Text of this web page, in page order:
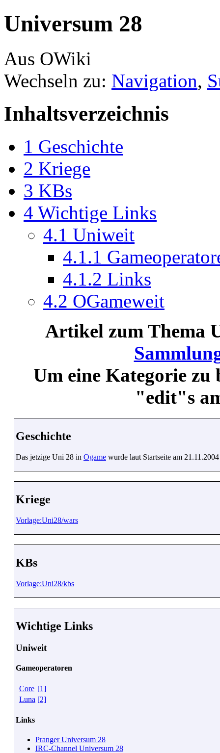
Universum 28
Aus OWiki
Wechseln zu: Navigation,
Inhaltsverzeichnis
1 Geschichte
2 Kriege
3 KBs
4 Wichtige Links
4.1 Uniweit
4.1.1
4.1.2 Links
4.2 OGameweit
Artikel zum Thema
Um eine Kategorie zu
"edit"s
Geschichte
Das jetzige Uni 28 in Ogame wurde laut Startseite am 21.11.2004
Kriege
Vorlage:Uni28/wars
KBs
Vorlage:Uni28/kbs
Wichtige Links
Uniweit
Gameoperatoren
Core [1]
Luna [2]
Links
Pranger Universum 28
IRC-Channel Universum 28